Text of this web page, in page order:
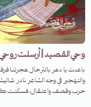
وحي القصيد | أرسلت
باعدت يا دهر بالترحال
والتهجير في وجه الشاعر نادر
حرب وقصف واعتقال، فسكنت كلّ